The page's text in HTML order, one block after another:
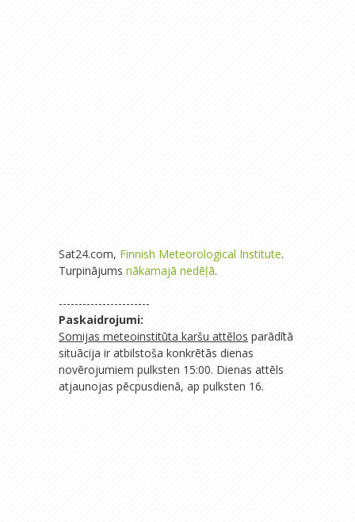
Sat24.com, Finnish Meteorological Institute.
Turpinājums nākamajā nedēļā.
-----------------------
Paskaidrojumi:
Somijas meteoinstitūta karšu attēlos parādītā
situācija ir atbilstoša konkrētās dienas
novērojumiem pulksten 15:00. Dienas attēls
atjaunojas pēcpusdienā, ap pulksten 16.